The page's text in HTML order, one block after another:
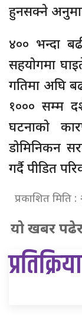
हुनसक्ने
४०० भन्दा
सहयोगमा
गतिमा अघि
१००० सम्म
घटनाको
डोमिनिकन
गर्दै पीडित
प्रकाशित मिति
यो खबर
प्रतिक्रिया